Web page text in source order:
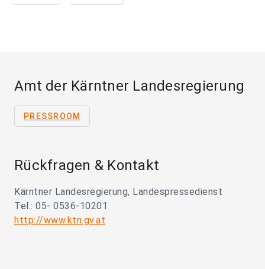
Amt der Kärntner Landesregierung
PRESSROOM
Rückfragen & Kontakt
Kärntner Landesregierung, Landespressedienst
Tel.: 05- 0536-10201
http://www.ktn.gv.at